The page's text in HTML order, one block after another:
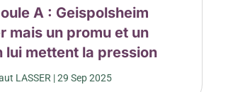
A : Geispolsheim
mais un promu et un
lui mettent la pression
LASSER |29 Sep 2025